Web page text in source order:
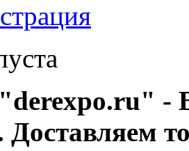
-
Доставляем